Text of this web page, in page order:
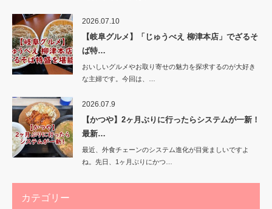
2026.07.10
【岐阜グルメ】「じゅうべえ 柳津本店」でざるそ
ば特…
おいしいグルメやお取り寄せの魅力を探求するのが大好き
な主婦です。今回は、…
2026.07.9
【かつや】2ヶ月ぶりに行ったらシステムが一新！
最新…
最近、外食チェーンのシステム進化が目覚ましいですよ
ね。先日、1ヶ月ぶりにかつ…
カテゴリー